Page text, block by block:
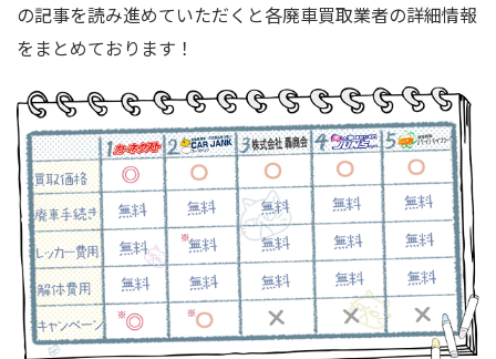
の記事を読み進めていただくと各廃車買取業者の詳細情報
をまとめております！